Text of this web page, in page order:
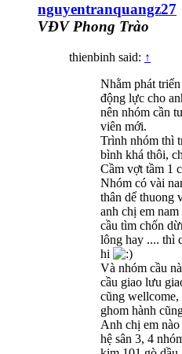
nguyentranquangz27
VĐV Phong Trào
thienbinh said: ↑
Nhằm phát
động lực cho
nên nhóm cần
viên mới.
Trình nhóm thì
bình khá thôi,
Cầm vợt tầm 1
Nhóm có vài
thân dể thuong
anh chị em
cầu tìm chốn
lông hay .... thì
hi
Và nhóm cầu
cầu giao lưu
cũng wellcome,
ghom hành
Anh chị em
hệ sân 3, 4